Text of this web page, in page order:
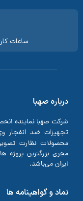
ساعات
درباره صهبا
شرکت صهبا نماینده
تجهیزات ضد انفجار
محصولات نظارت
مجری بزرگترین
ایران می‌باشد.
نماد و گواهینامه ها